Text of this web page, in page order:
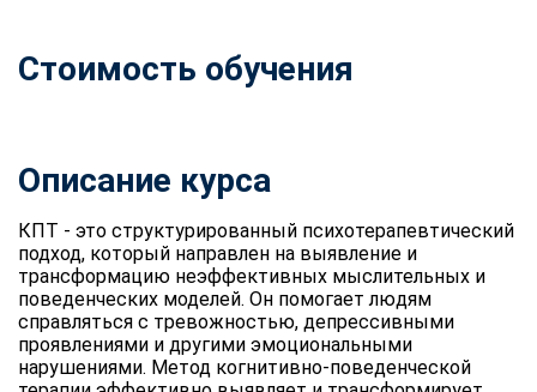
Стоимость обучения
Описание курса
КПТ - это структурированный психотерапевтический
подход, который направлен на выявление и
трансформацию неэффективных мыслительных и
поведенческих моделей. Он помогает людям
справляться с тревожностью, депрессивными
проявлениями и другими эмоциональными
нарушениями. Метод когнитивно-поведенческой